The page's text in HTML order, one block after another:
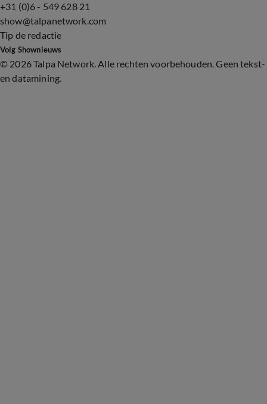
+31 (0)6 - 549 628 21
show@talpanetwork.com
Tip de redactie
Volg Shownieuws
© 2026 Talpa Network. Alle rechten voorbehouden. Geen tekst-
en datamining.